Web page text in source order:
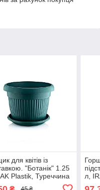
для квітів із
"Ботанік" 1.25
Plastik, Туреччина
л,